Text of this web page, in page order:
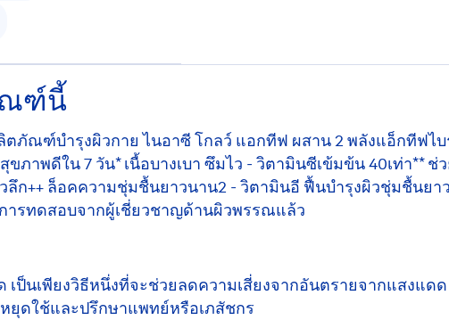
ณฑ์นี้
ตภัณฑ์บำรุงผิวกาย ไนอาซี โกลว์ แอกทีฟ ผสาน 2 พลังแอ็กทีฟไ
ขภาพดีใน 7 วัน* เนื้อบางเบา ซึมไว - วิตามินซีเข้มข้น 40เท่า**
ลึก++ ล็อคความชุ่มชื้นยาวนาน2 - วิตามินอี ฟื้นบำรุงผิวชุ่มชื้นย
ารทดสอบจากผู้เชี่ยวชาญด้านผิวพรรณแล้ว
ป็นเพียงวิธีหนึ่งที่จะช่วยลดความเสี่ยงจากอันตรายจากแสงแด
ยุดใช้และปรึกษาแพทย์หรือเภสัชกร